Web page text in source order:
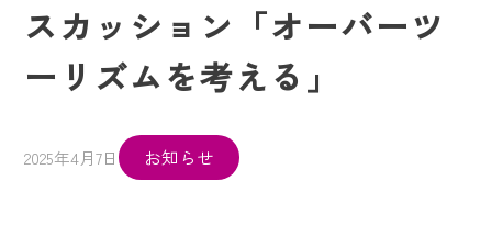
スカッション「オーバーツ
ーリズムを考える」
2025年4月7日 お知らせ